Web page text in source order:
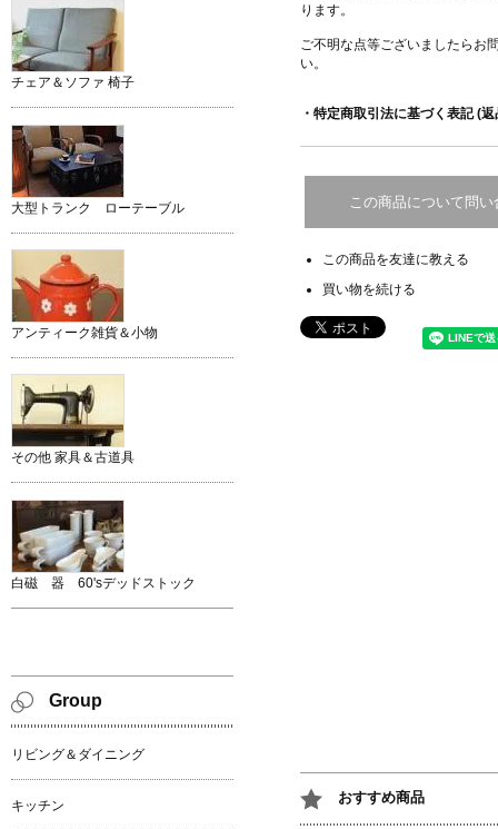
ります。
ご不明な点等ございましたらお
い。
・特定商取引法に基づく表記 (
この商品について問
この商品を友達に教える
買い物を続ける
おすすめ商品
チェア＆ソファ 椅子
大型トランク ローテーブル
アンティーク雑貨＆小物
その他 家具＆古道具
白磁 器 60'sデッドストック
Group
リビング＆ダイニング
キッチン